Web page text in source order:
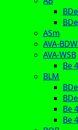
ASm
AVA-
AVA-WSB
Be
BLM
Be
Be